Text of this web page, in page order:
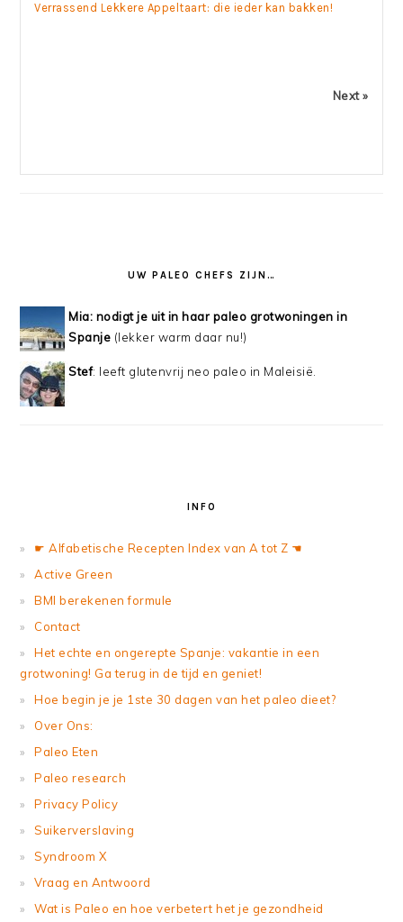
Verrassend Lekkere Appeltaart: die ieder kan bakken!
Next »
UW PALEO CHEFS ZIJN…
Mia: nodigt je uit in haar paleo grotwoningen in
Spanje (lekker warm daar nu!)
Stef: leeft glutenvrij neo paleo in Maleisië.
INFO
☛ Alfabetische Recepten Index van A tot Z ☚
Active Green
BMI berekenen formule
Contact
Het echte en ongerepte Spanje: vakantie in een
grotwoning! Ga terug in de tijd en geniet!
Hoe begin je je 1ste 30 dagen van het paleo dieet?
Over Ons:
Paleo Eten
Paleo research
Privacy Policy
Suikerverslaving
Syndroom X
Vraag en Antwoord
Wat is Paleo en hoe verbetert het je gezondheid